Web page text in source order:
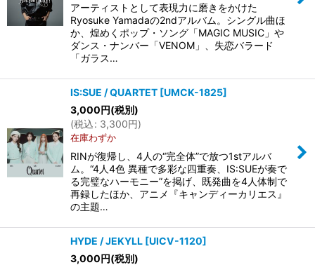
アーティストとして表現力に磨きをかけた
Ryosuke Yamadaの2ndアルバム。シングル曲ほ
か、煌めくポップ・ソング「MAGIC MUSIC」や
ダンス・ナンバー「VENOM」、失恋バラード
「ガラス…
IS:SUE / QUARTET [UMCK-1825]
3,000円(税別)
(税込: 3,300円)
在庫わずか
RINが復帰し、4人の“完全体”で放つ1stアルバ
ム。“4人4色 異種で多彩な四重奏、IS:SUEが奏で
る完璧なハーモニー”を掲げ、既発曲を4人体制で
再録したほか、アニメ『キャンディーカリエス』
の主題…
HYDE / JEKYLL [UICV-1120]
3,000円(税別)